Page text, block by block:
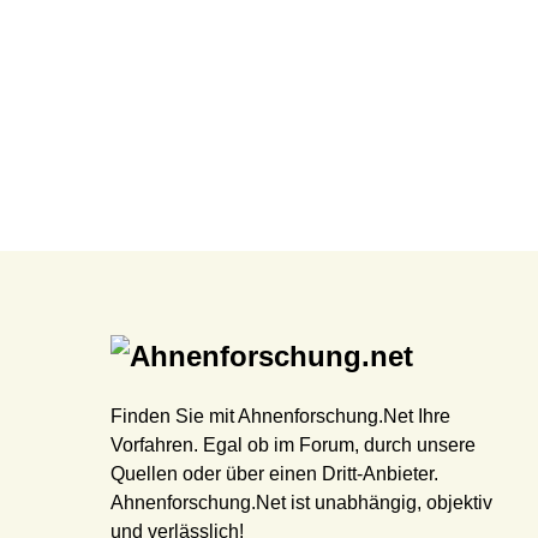
Finden Sie mit Ahnenforschung.Net Ihre
Vorfahren. Egal ob im Forum, durch unsere
Quellen oder über einen Dritt-Anbieter.
Ahnenforschung.Net ist unabhängig, objektiv
und verlässlich!